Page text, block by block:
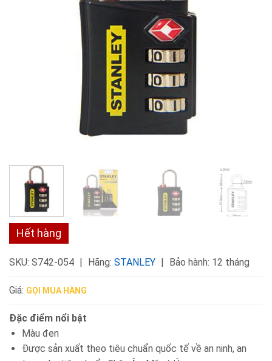
Hết hàng
SKU: S742-054 Hãng: STANLEY Bảo hành: 12 tháng
Giá: GỌI MUA HÀNG
Đặc điểm nổi bật
Màu đen
Được sản xuất theo tiêu chuẩn quốc tế về an ninh, an